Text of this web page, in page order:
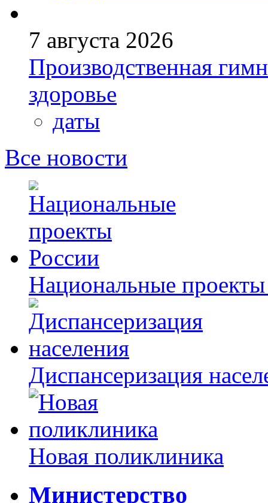
7 августа 2026
Производственная
здоровье
даты
Все новости
Национальные
Диспансеризация
Новая поликлиника
Министерство